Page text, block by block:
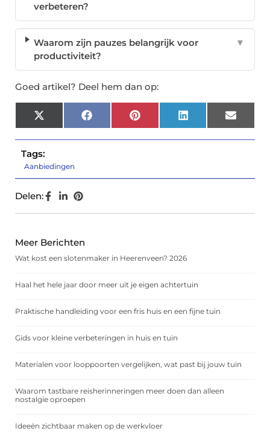
verbeteren?
Waarom zijn pauzes belangrijk voor
productiviteit?
▼
Goed artikel? Deel hem dan op:
X
(Twitter)
FacebookPinterest LinkedIn Email
Tags:
Aanbiedingen
Delen:
Meer Berichten
Wat kost een slotenmaker in Heerenveen? 2026
Haal het hele jaar door meer uit je eigen achtertuin
Praktische handleiding voor een fris huis en een fijne tuin
Gids voor kleine verbeteringen in huis en tuin
Materialen voor looppoorten vergelijken, wat past bij jouw tuin
Waarom tastbare reisherinneringen meer doen dan alleen
nostalgie oproepen
Ideeën zichtbaar maken op de werkvloer